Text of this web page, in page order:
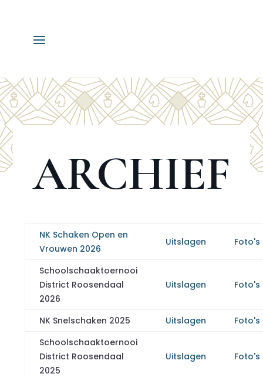
ARCHIEF
NK Schaken Open en
Vrouwen 2026
Uitslagen Foto's
Schoolschaaktoernooi
District Roosendaal
2026
Uitslagen Foto's
NK Snelschaken 2025 Uitslagen
Foto's
Schoolschaaktoernooi
District Roosendaal
2025
Uitslagen Foto's